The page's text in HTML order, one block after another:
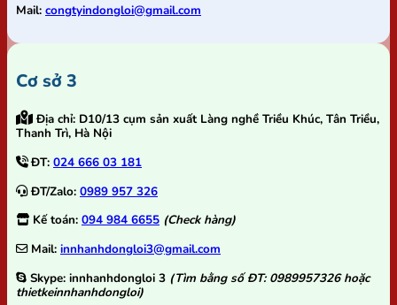
Mail: congtyindongloi@gmail.com
Cơ sở 3
Địa chỉ: D10/13 cụm sản xuất Làng nghề Triều Khúc, Tân Triều,
Thanh Trì, Hà Nội
ĐT: 024 666 03 181
ĐT/Zalo: 0989 957 326
Kế toán: 094 984 6655 (Check hàng)
Mail: innhanhdongloi3@gmail.com
Skype: innhanhdongloi 3 (Tìm bằng số ĐT: 0989957326 hoặc
thietkeinnhanhdongloi)